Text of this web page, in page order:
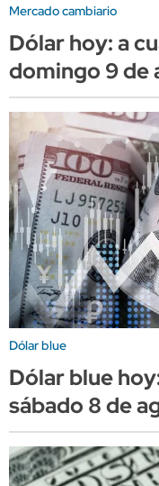
Mercado cambiario
Dólar hoy: a
domingo 9 de
Dólar blue
Dólar blue
sábado 8 de